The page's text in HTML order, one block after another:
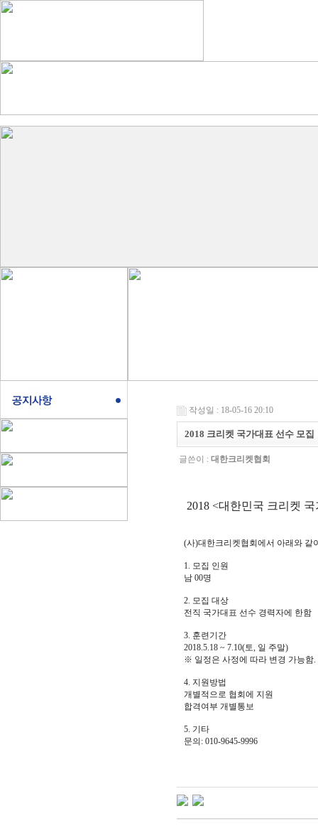
작성일 : 18-05-16 20:10
2018 크리켓 국가대표 선수 모집
글쓴이 : 대한크리켓협회
2018 <대한민국 크리켓
(사)대한크리켓협회에서 아래와 같
1. 모집 인원
남 00명
2. 모집 대상
전직 국가대표 선수 경력자에 한함
3. 훈련기간
2018.5.18 ~ 7.10(토, 일 주말)
※ 일정은 사정에 따라 변경 가능함.
4. 지원방법
개별적으로 협회에 지원
합격여부 개별통보
5. 기타
문의 : 010-9645-9996